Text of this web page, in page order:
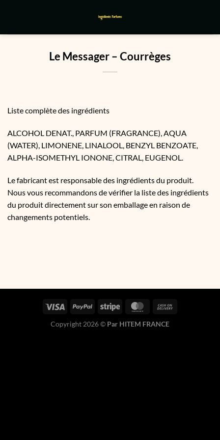
Le Messager – Courrèges
Liste complète des ingrédients
ALCOHOL DENAT., PARFUM (FRAGRANCE), AQUA
(WATER), LIMONENE, LINALOOL, BENZYL BENZOATE,
ALPHA-ISOMETHYL IONONE, CITRAL, EUGENOL.
Le fabricant est responsable des ingrédients du produit.
Nous vous recommandons de vérifier la liste des ingrédients
du produit directement sur son emballage en raison de
changements potentiels.
Copyright 2026 © Par HITEM FRANCE